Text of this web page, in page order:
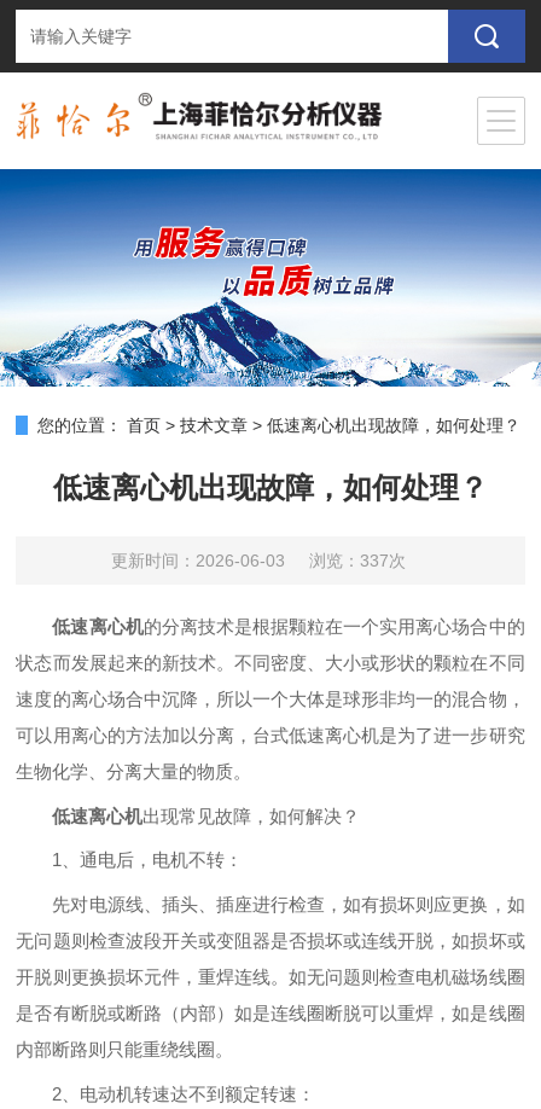
您的位置： 首页 >技术文章 >低速离心机出现故障，如何处理？
低速离心机出现故障，如何处理？
更新时间：2026-06-03 浏览：337次
低速离心机的分离技术是根据颗粒在一个实用离心场合中的
状态而发展起来的新技术。不同密度、大小或形状的颗粒在不同
速度的离心场合中沉降，所以一个大体是球形非均一的混合物，
可以用离心的方法加以分离，台式低速离心机是为了进一步研究
生物化学、分离大量的物质。
低速离心机出现常见故障，如何解决？
1、通电后，电机不转：
先对电源线、插头、插座进行检查，如有损坏则应更换，如
无问题则检查波段开关或变阻器是否损坏或连线开脱，如损坏或
开脱则更换损坏元件，重焊连线。如无问题则检查电机磁场线圈
是否有断脱或断路（内部）如是连线圈断脱可以重焊，如是线圈
内部断路则只能重绕线圈。
2、电动机转速达不到额定转速：